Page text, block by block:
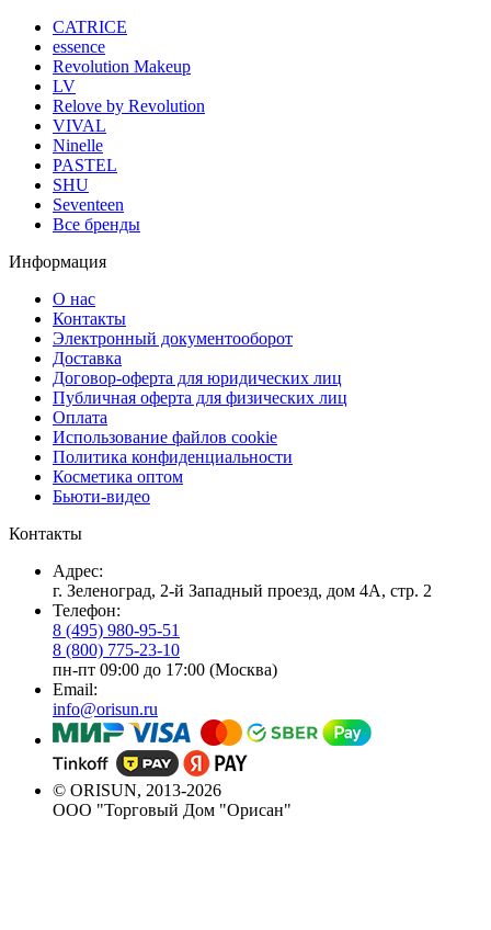
CATRICE
essence
Revolution Makeup
LV
Relove by Revolution
VIVAL
Ninelle
PASTEL
SHU
Seventeen
Все бренды
Информация
О нас
Контакты
Электронный документооборот
Доставка
Договор-оферта для юридических лиц
Публичная оферта для физических лиц
Оплата
Использование файлов cookie
Политика конфиденциальности
Косметика оптом
Бьюти-видео
Контакты
Адрес:
г. Зеленоград, 2-й Западный проезд, дом 4А, стр. 2
Телефон:
8 (495) 980-95-51
8 (800) 775-23-10
пн-пт 09:00 до 17:00 (Москва)
Email:
info@orisun.ru
© ORISUN, 2013-2026
ООО "Торговый Дом "Орисан"